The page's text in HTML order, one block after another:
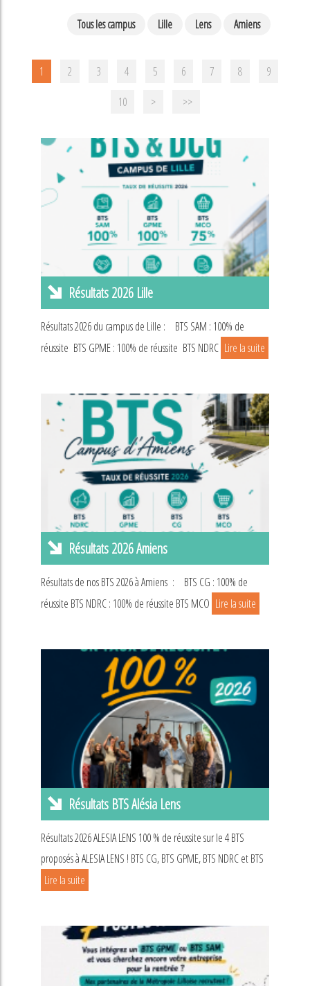
Tous les campus Lille Lens Amiens
1 2 3 4 5 6 7 8
9
10
> >>
Résultats 2026 Lille
Résultats 2026 du campus de Lille : BTS SAM : 100% de
réussite BTS GPME : 100% de réussite BTS NDRC Lire la suite
Résultats 2026 Amiens
Résultats de nos BTS 2026 à Amiens : BTS CG : 100% de
réussite BTS NDRC : 100% de réussite BTS MCO Lire la suite
Résultats BTS Alésia Lens
Résultats 2026 ALESIA LENS 100 % de réussite sur le 4 BTS
proposés à ALESIA LENS ! BTS CG, BTS GPME, BTS NDRC et BTS
Lire la suite